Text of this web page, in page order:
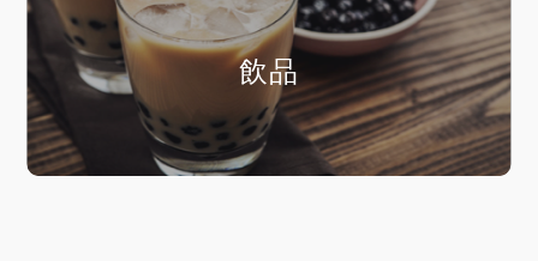
飲品